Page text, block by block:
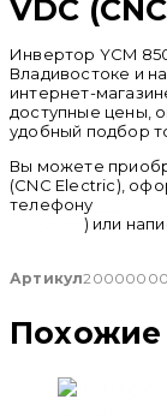
VDC
Инвертор YCM
Владивостоке и
интернет-
доступные цены,
удобный подбор
Вы можете
(CNC Electric),
телефону
) или
Артикул
Похожие